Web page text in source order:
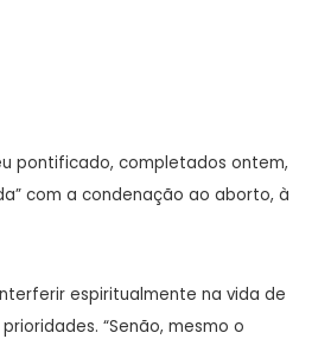
pontificado, completados ontem,
com a condenação ao aborto, à
espiritualmente na vida de
“Senão, mesmo o